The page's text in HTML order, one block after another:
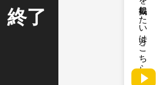
終了